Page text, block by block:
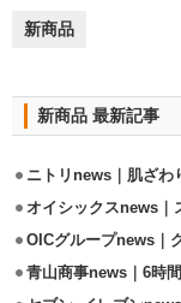
新商品
新商品 最新記事